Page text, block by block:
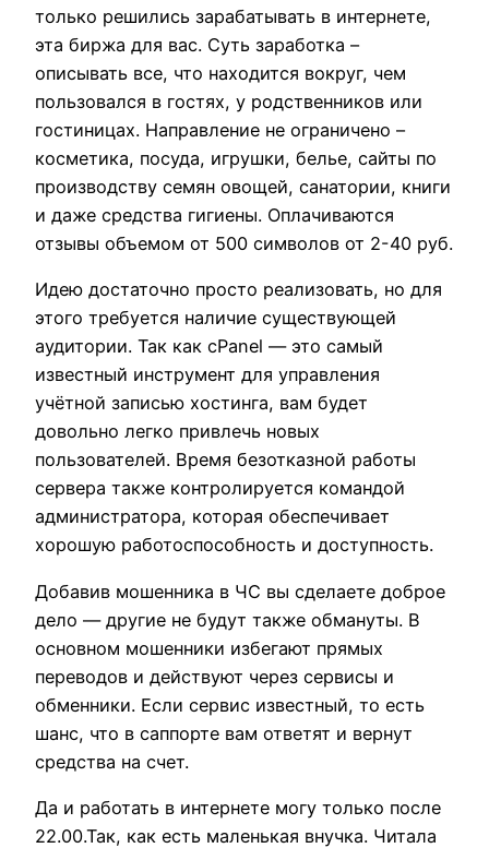
только решились зарабатывать в интернете,
эта биржа для вас. Суть заработка –
описывать все, что находится вокруг, чем
пользовался в гостях, у родственников или
гостиницах. Направление не ограничено –
косметика, посуда, игрушки, белье, сайты по
производству семян овощей, санатории, книги
и даже средства гигиены. Оплачиваются
отзывы объемом от 500 символов от 2-40 руб.
Идею достаточно просто реализовать, но для
этого требуется наличие существующей
аудитории. Так как cPanel — это самый
известный инструмент для управления
учётной записью хостинга, вам будет
довольно легко привлечь новых
пользователей. Время безотказной работы
сервера также контролируется командой
администратора, которая обеспечивает
хорошую работоспособность и доступность.
Добавив мошенника в ЧС вы сделаете доброе
дело — другие не будут также обмануты. В
основном мошенники избегают прямых
переводов и действуют через сервисы и
обменники. Если сервис известный, то есть
шанс, что в саппорте вам ответят и вернут
средства на счет.
Да и работать в интернете могу только после
22.00.Так, как есть маленькая внучка. Читала